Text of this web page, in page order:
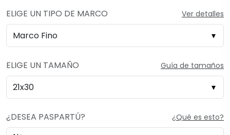
ELIGE UN TIPO DE MARCO Ver detalles
ELIGE UN TAMAÑO Guía de tamaños
¿DESEA PASPARTÚ? ¿Qué es esto?